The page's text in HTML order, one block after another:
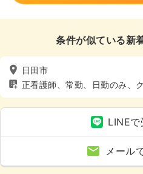
条件が似ている新
日田市
正看護師、常勤、日勤のみ、
LINEで
メール